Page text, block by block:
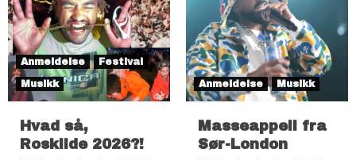
Anmeldelse
Festival
Musikk
Hvad så,
Roskilde 2026?!
Anmeldelse Musikk
Masseappell fra
Sør-London